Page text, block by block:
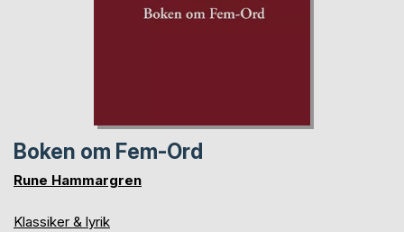
Boken om Fem-Ord
Rune Hammargren
Klassiker & lyrik